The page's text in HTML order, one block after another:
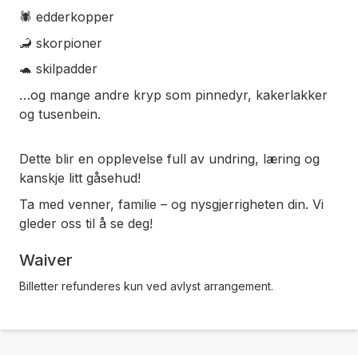
🕷️ edderkopper
🦂 skorpioner
🐢 skilpadder
…og mange andre kryp som pinnedyr, kakerlakker
og tusenbein.
Dette blir en opplevelse full av undring, læring og
kanskje litt gåsehud!
Ta med venner, familie – og nysgjerrigheten din. Vi
gleder oss til å se deg!
Waiver
Billetter refunderes kun ved avlyst arrangement.